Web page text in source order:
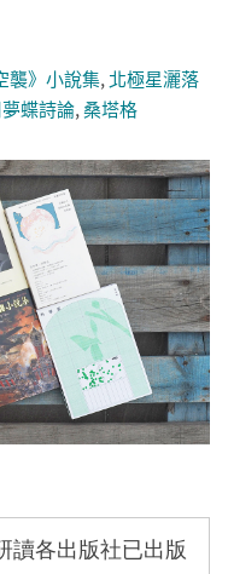
襲》小說集, 北極星灑落
蝶詩論,桑塔格
讀各出版社已出版